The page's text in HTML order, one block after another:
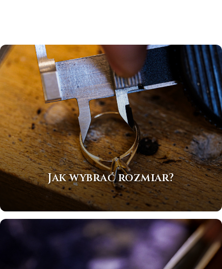
Jak wybrać rozmiar?